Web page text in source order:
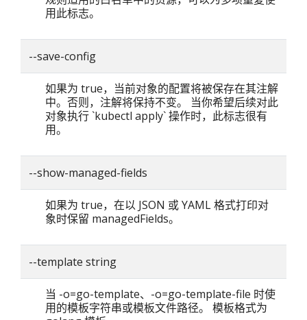
用此标志。
--save-config
如果为 true，当前对象的配置将被保存在其注解
中。否则，注解将保持不变。 当你希望后续对此
对象执行 `kubectl apply` 操作时，此标志很有
用。
--show-managed-fields
如果为 true，在以 JSON 或 YAML 格式打印对
象时保留 managedFields。
--template string
当 -o=go-template、-o=go-template-file 时使
用的模板字符串或模板文件路径。 模板格式为